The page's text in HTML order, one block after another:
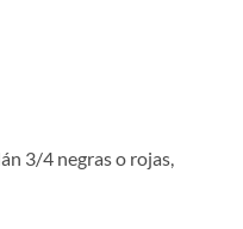
3/4 negras o rojas,